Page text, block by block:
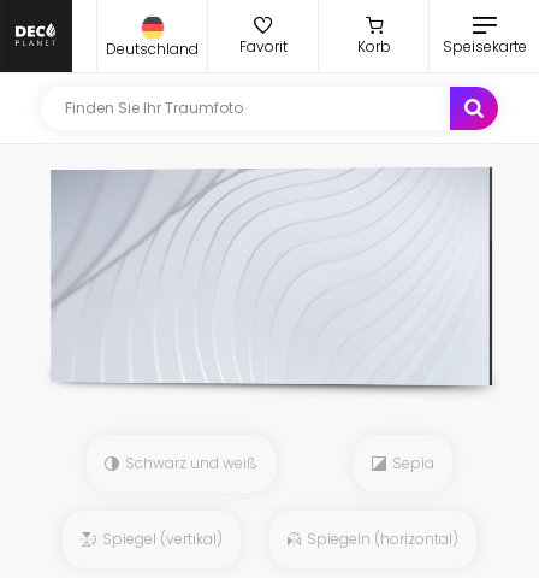
Deutschland Favorit Korb Speisekarte
Schwarz und weiß Sepia
Spiegel (vertikal) Spiegeln (horizontal)